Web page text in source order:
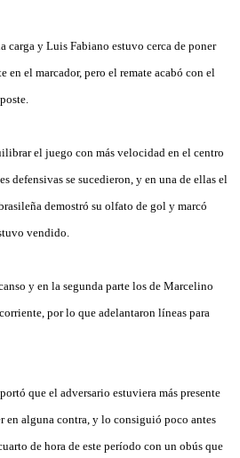
y Luis Fabiano estuvo cerca de poner
en el marcador, pero el remate acabó con el
el juego con más velocidad en el centro
defensivas se sucedieron, y en una de ellas el
demostró su olfato de gol y marcó
vendido.
y en la segunda parte los de Marcelino
por lo que adelantaron líneas para
que el adversario estuviera más presente
en alguna contra, y lo consiguió poco antes
de hora de este período con un obús que